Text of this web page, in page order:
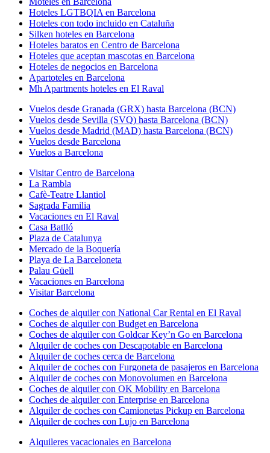
Hoteles LGTBQIA en Barcelona
Hoteles con todo incluido en Cataluña
Silken hoteles en Barcelona
Hoteles baratos en Centro de Barcelona
Hoteles que aceptan mascotas en Barcelona
Hoteles de negocios en Barcelona
Apartoteles en Barcelona
Mh Apartments hoteles en El Raval
Vuelos desde Granada (GRX) hasta Barcelona (BCN)
Vuelos desde Sevilla (SVQ) hasta Barcelona (BCN)
Vuelos desde Madrid (MAD) hasta Barcelona (BCN)
Vuelos desde Barcelona
Vuelos a Barcelona
Visitar Centro de Barcelona
La Rambla
Cafè-Teatre Llantiol
Sagrada Familia
Vacaciones en El Raval
Casa Batlló
Plaza de Catalunya
Mercado de la Boquería
Playa de La Barceloneta
Palau Güell
Vacaciones en Barcelona
Visitar Barcelona
Coches de alquiler con National Car Rental en El Raval
Coches de alquiler con Budget en Barcelona
Coches de alquiler con Goldcar Key’n Go en Barcelona
Alquiler de coches con Descapotable en Barcelona
Alquiler de coches cerca de Barcelona
Alquiler de coches con Furgoneta de pasajeros en Barcelona
Alquiler de coches con Monovolumen en Barcelona
Coches de alquiler con OK Mobility en Barcelona
Coches de alquiler con Enterprise en Barcelona
Alquiler de coches con Camionetas Pickup en Barcelona
Alquiler de coches con Lujo en Barcelona
Alquileres vacacionales en Barcelona